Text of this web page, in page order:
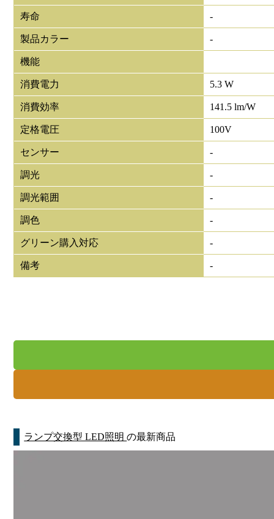
寿命 -
製品カラー -
機能
消費電力 5.3 W
消費効率 141.5 lm/W
定格電圧 100V
センサー -
調光 -
調光範囲 -
調色 -
グリーン購入対応 -
備考 -
ランプ交換型 LED照明の最新商品